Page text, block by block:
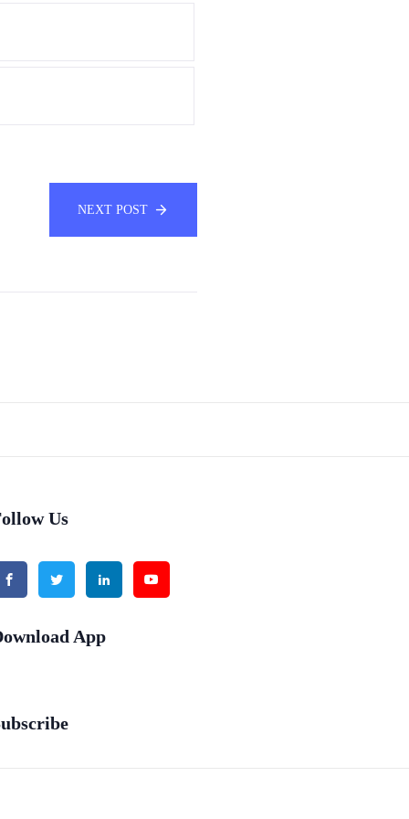
NEXT POST
Us
App